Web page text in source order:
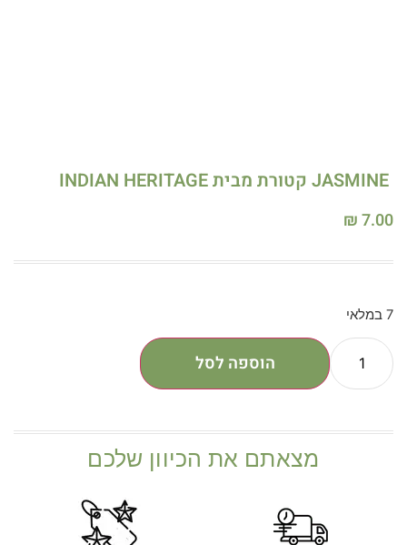
JASMINE קטורת מבית INDIAN HERITAGE
₪7.00
7 במלאי
הוספה לסל
מצאתם את הכיוון שלכם